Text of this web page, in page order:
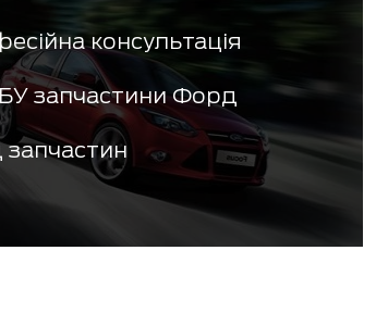
консультація
БУ запчастини Форд
запчастин